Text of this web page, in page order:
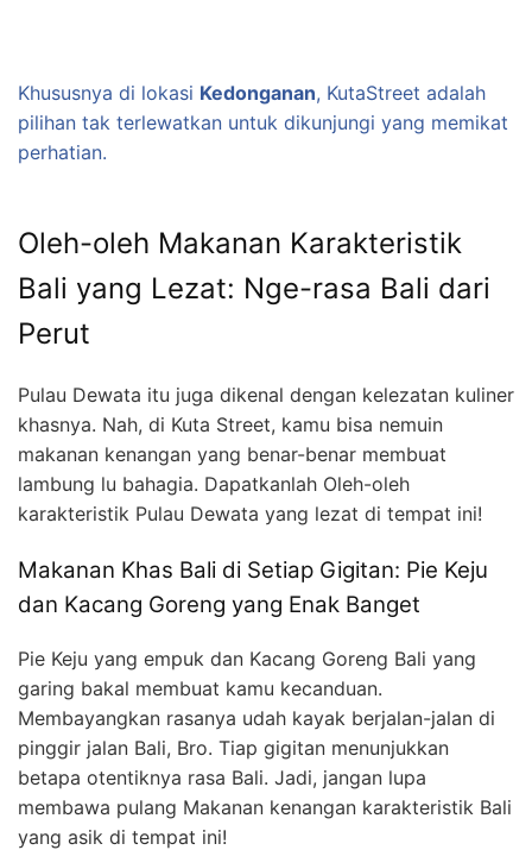
Khususnya di lokasi Kedonganan, KutaStreet adalah
pilihan tak terlewatkan untuk dikunjungi yang memikat
perhatian.
Oleh-oleh Makanan Karakteristik
Bali yang Lezat: Nge-rasa Bali dari
Perut
Pulau Dewata itu juga dikenal dengan kelezatan kuliner
khasnya. Nah, di Kuta Street, kamu bisa nemuin
makanan kenangan yang benar-benar membuat
lambung lu bahagia. Dapatkanlah Oleh-oleh
karakteristik Pulau Dewata yang lezat di tempat ini!
Makanan Khas Bali di Setiap Gigitan: Pie Keju
dan Kacang Goreng yang Enak Banget
Pie Keju yang empuk dan Kacang Goreng Bali yang
garing bakal membuat kamu kecanduan.
Membayangkan rasanya udah kayak berjalan-jalan di
pinggir jalan Bali, Bro. Tiap gigitan menunjukkan
betapa otentiknya rasa Bali. Jadi, jangan lupa
membawa pulang Makanan kenangan karakteristik Bali
yang asik di tempat ini!